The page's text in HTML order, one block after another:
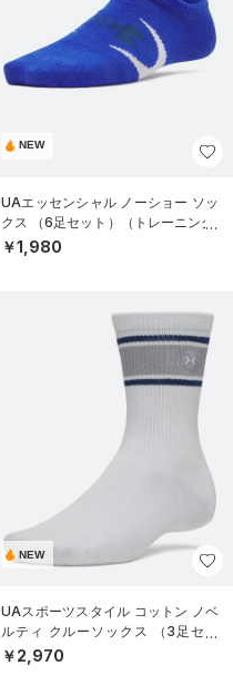
NEW
UAエッセンシャル ノーショー ソッ
クス （6足セット）（トレーニング/
KIDS）
￥1,980
NEW
UAスポーツスタイル コットン ノベ
ルティ クルーソックス （3足セッ
ト）（トレーニング/UNISEX）
￥2,970